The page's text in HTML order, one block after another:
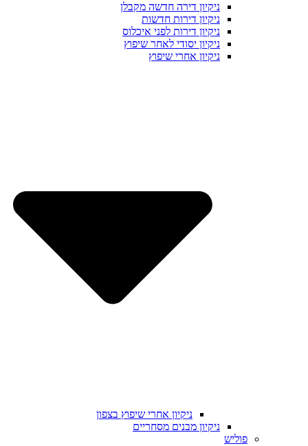
ניקיון דירה חדשה מקבלן
ניקיון דירות חדשות
ניקיון דירות לפני איכלוס
ניקיון יסודי לאחר שיפוץ
ניקיון אחרי שיפוץ
ניקיון אחרי שיפוץ בצפון
ניקיון מבנים מסחריים
פוליש